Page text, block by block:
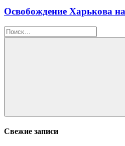
Освобождение Харькова
Найти:
Поиск
Свежие записи